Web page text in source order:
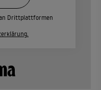
an Drittplattformen